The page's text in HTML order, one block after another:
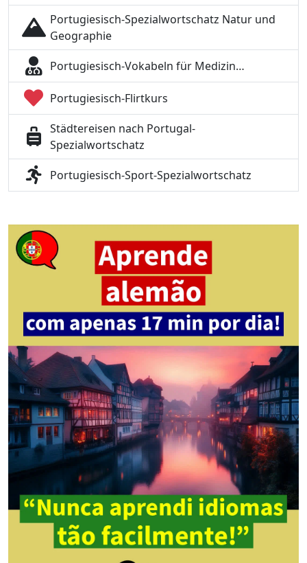
Portugiesisch-Spezialwortschatz Natur und
Geographie
Portugiesisch-Vokabeln für Medizin…
Portugiesisch-Flirtkurs
Städtereisen nach Portugal-
Spezialwortschatz
Portugiesisch-Sport-Spezialwortschatz